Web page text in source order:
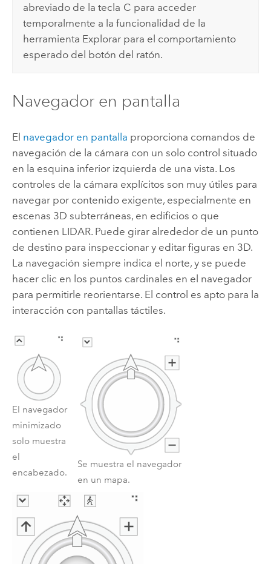
abreviado de la tecla C para acceder
temporalmente a la funcionalidad de la
herramienta Explorar para el comportamiento
esperado del botón del ratón.
Navegador en pantalla
El navegador en pantalla proporciona comandos de
navegación de la cámara con un solo control situado
en la esquina inferior izquierda de una vista. Los
controles de la cámara explícitos son muy útiles para
navegar por contenido exigente, especialmente en
escenas 3D subterráneas, en edificios o que
contienen LIDAR. Puede girar alrededor de un punto
de destino para inspeccionar y editar figuras en 3D.
La navegación siempre indica el norte, y se puede
hacer clic en los puntos cardinales en el navegador
para permitirle reorientarse. El control es apto para la
interacción con pantallas táctiles.
El navegador
minimizado
solo muestra
el
encabezado.
Se muestra el navegador
en un mapa.